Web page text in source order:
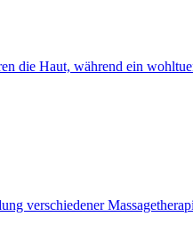
die Haut, während ein
verschiedener